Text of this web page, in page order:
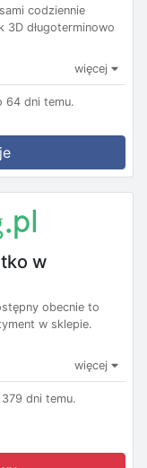
codziennie
3D długoterminowo
więcej
64 dni temu.
w
obecnie to
w sklepie.
więcej
dni temu.